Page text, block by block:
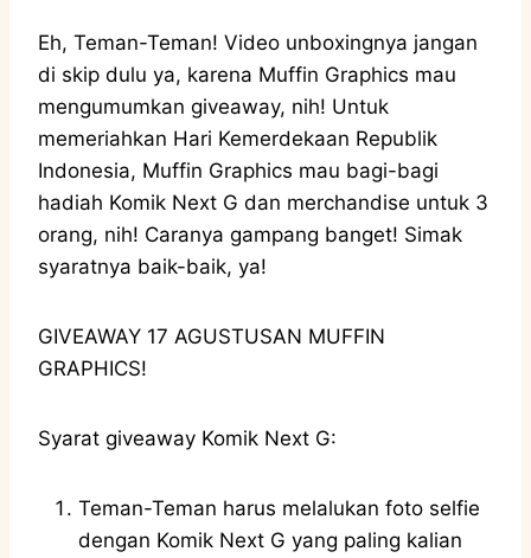
Eh, Teman-Teman! Video unboxingnya jangan
di skip dulu ya, karena Muffin Graphics mau
mengumumkan giveaway, nih! Untuk
memeriahkan Hari Kemerdekaan Republik
Indonesia, Muffin Graphics mau bagi-bagi
hadiah Komik Next G dan merchandise untuk 3
orang, nih! Caranya gampang banget! Simak
syaratnya baik-baik, ya!
GIVEAWAY 17 AGUSTUSAN MUFFIN
GRAPHICS!
Syarat giveaway Komik Next G:
Teman-Teman harus melalukan foto selfie
dengan Komik Next G yang paling kalian